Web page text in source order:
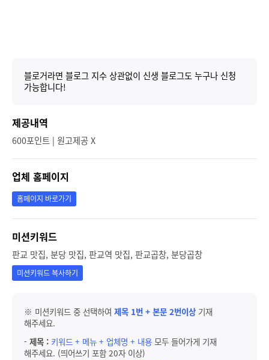
블로거라면 블로그 지수 상관없이 신생 블로그도 누구나 신청
가능합니다!
제공내역
600포인트 | 원고제공 X
업체 홈페이지
홈페이지 바로가기
미션키워드
판교 맛집, 분당 맛집, 판교역 맛집, 판교곱창, 분당곱창
미션키워드 복사하기
※ 미션키워드 중 선택하여 제목 1번 + 본문 2번이상 기재
해주세요.
- 제목 : 키워드 + 메뉴 + 업체명 + 내용 모두 들어가게 기재
해주세요. (띄어쓰기 포함 20자 이상)